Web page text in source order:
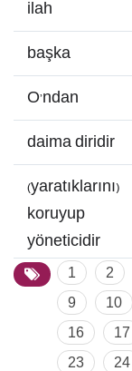
ilah
başka
O’ndan
daima diridir
(yaratıklarını)
koruyup
yöneticidir
1 2
9
10
16
17
23
24